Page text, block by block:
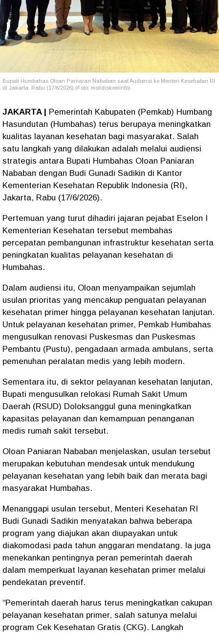
Bupati Humbahas Oloan Paniaran Nababan saat Audiensi ke Menteri Kesehatan RI
di Jakarta, Rabu (17/6/2026).(Foto: mol/diskominfo)
JAKARTA | Pemerintah Kabupaten (Pemkab) Humbang
Hasundutan (Humbahas) terus berupaya meningkatkan
kualitas layanan kesehatan bagi masyarakat. Salah
satu langkah yang dilakukan adalah melalui audiensi
strategis antara Bupati Humbahas Oloan Paniaran
Nababan dengan Budi Gunadi Sadikin di Kantor
Kementerian Kesehatan Republik Indonesia (RI),
Jakarta, Rabu (17/6/2026).
Pertemuan yang turut dihadiri jajaran pejabat Eselon I
Kementerian Kesehatan tersebut membahas
percepatan pembangunan infrastruktur kesehatan serta
peningkatan kualitas pelayanan kesehatan di
Humbahas.
Dalam audiensi itu, Oloan menyampaikan sejumlah
usulan prioritas yang mencakup penguatan pelayanan
kesehatan primer hingga pelayanan kesehatan lanjutan.
Untuk pelayanan kesehatan primer, Pemkab Humbahas
mengusulkan renovasi Puskesmas dan Puskesmas
Pembantu (Pustu), pengadaan armada ambulans, serta
pemenuhan peralatan medis yang lebih modern.
Sementara itu, di sektor pelayanan kesehatan lanjutan,
Bupati mengusulkan relokasi Rumah Sakit Umum
Daerah (RSUD) Doloksanggul guna meningkatkan
kapasitas pelayanan dan kemampuan penanganan
medis rumah sakit tersebut.
Oloan Paniaran Nababan menjelaskan, usulan tersebut
merupakan kebutuhan mendesak untuk mendukung
pelayanan kesehatan yang lebih baik dan merata bagi
masyarakat Humbahas.
Menanggapi usulan tersebut, Menteri Kesehatan RI
Budi Gunadi Sadikin menyatakan bahwa beberapa
program yang diajukan akan diupayakan untuk
diakomodasi pada tahun anggaran mendatang. Ia juga
menekankan pentingnya peran pemerintah daerah
dalam memperkuat layanan kesehatan primer melalui
pendekatan preventif.
“Pemerintah daerah harus terus meningkatkan cakupan
pelayanan kesehatan primer, salah satunya melalui
program Cek Kesehatan Gratis (CKG). Langkah